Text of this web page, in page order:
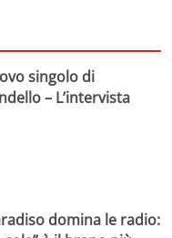
singolo di
– L’intervista
domina le radio: